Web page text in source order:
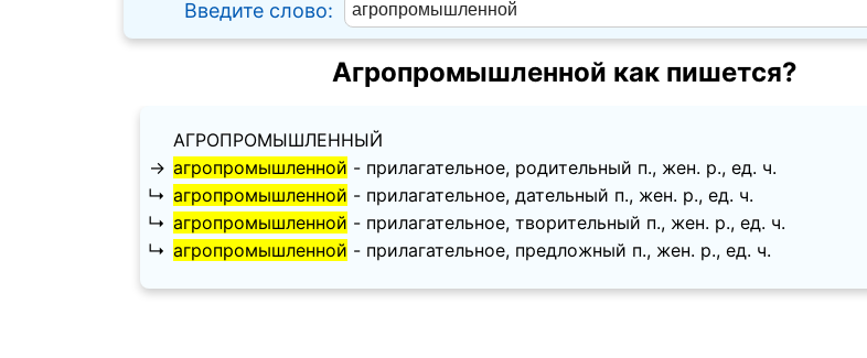
Введите слово:
Агропромышленной как пишется?
АГРОПРОМЫШЛЕННЫЙ
→ агропромышленной - прилагательное, родительный п., жен. p., ед. ч.
↳ агропромышленной - прилагательное, дательный п., жен. p., ед. ч.
↳ агропромышленной - прилагательное, творительный п., жен. p., ед. ч.
↳ агропромышленной - прилагательное, предложный п., жен. p., ед. ч.